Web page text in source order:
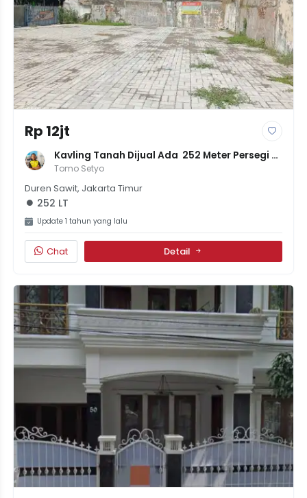
Rp 12jt
Kavling Tanah Dijual Ada  252 Meter Persegi
12Juta Per Meter Negotable
Tomo Setyo
Duren Sawit, Jakarta Timur
252 LT
Update 1 tahun yang lalu
Chat Detail